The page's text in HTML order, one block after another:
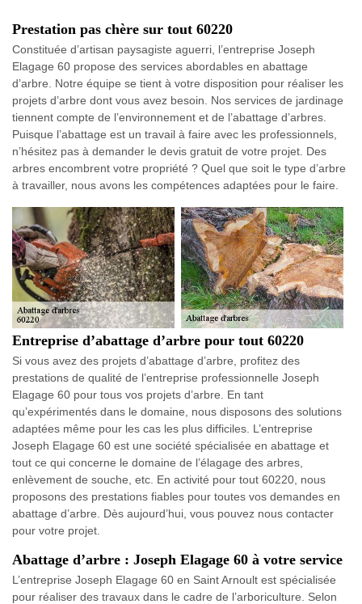
Prestation pas chère sur tout 60220
Constituée d’artisan paysagiste aguerri, l’entreprise Joseph
Elagage 60 propose des services abordables en abattage
d’arbre. Notre équipe se tient à votre disposition pour réaliser les
projets d’arbre dont vous avez besoin. Nos services de jardinage
tiennent compte de l’environnement et de l’abattage d’arbres.
Puisque l’abattage est un travail à faire avec les professionnels,
n’hésitez pas à demander le devis gratuit de votre projet. Des
arbres encombrent votre propriété ? Quel que soit le type d’arbre
à travailler, nous avons les compétences adaptées pour le faire.
Entreprise d’abattage d’arbre pour tout 60220
Si vous avez des projets d’abattage d’arbre, profitez des
prestations de qualité de l’entreprise professionnelle Joseph
Elagage 60 pour tous vos projets d’arbre. En tant
qu’expérimentés dans le domaine, nous disposons des solutions
adaptées même pour les cas les plus difficiles. L’entreprise
Joseph Elagage 60 est une société spécialisée en abattage et
tout ce qui concerne le domaine de l’élagage des arbres,
enlèvement de souche, etc. En activité pour tout 60220, nous
proposons des prestations fiables pour toutes vos demandes en
abattage d’arbre. Dès aujourd’hui, vous pouvez nous contacter
pour votre projet.
Abattage d’arbre : Joseph Elagage 60 à votre service
L’entreprise Joseph Elagage 60 en Saint Arnoult est spécialisée
pour réaliser des travaux dans le cadre de l’arboriculture. Selon